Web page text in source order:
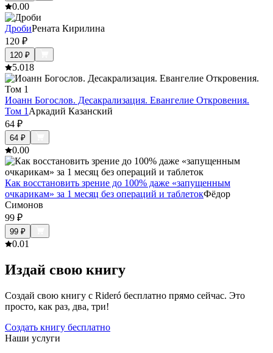
0.00
ДробиРената Кирилина
120 ₽
120 ₽
5.018
Иоанн Богослов. Десакрализация. Евангелие Откровения.
Том 1 Аркадий Казанский
64 ₽
64 ₽
0.00
Как восстановить зрение до 100% даже «запущенным
очкарикам» за 1 месяц без операций и таблетокФёдор
Симонов
99 ₽
99 ₽
0.01
Издай свою книгу
Создай свою книгу с Rideró бесплатно прямо сейчас. Это
просто, как раз, два, три!
Создать книгу бесплатно
Наши услуги